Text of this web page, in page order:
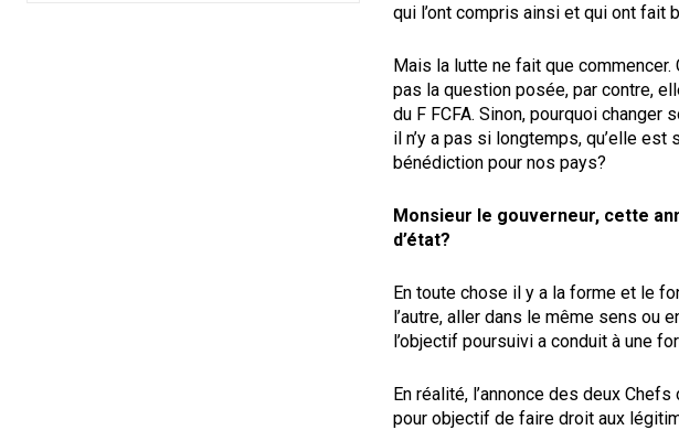
qui l’ont compris ainsi et qui ont fait
Mais la lutte ne fait que commencer.
pas la question posée, par contre,
du F FCFA. Sinon, pourquoi changer
il n’y a pas si longtemps, qu’elle
bénédiction pour nos pays?
Monsieur le gouverneur, cette
d’état?
En toute chose il y a la forme et le
l’autre, aller dans le même sens ou
l’objectif poursuivi a conduit à une
En réalité, l’annonce des deux Chefs
pour objectif de faire droit aux